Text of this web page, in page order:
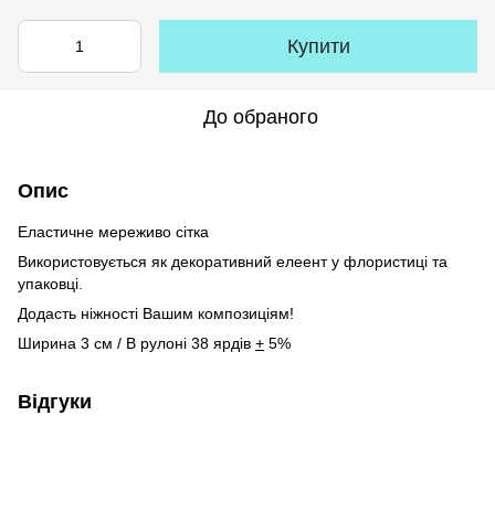
Купити
До обраного
Опис
Еластичне мереживо сітка
Використовується як декоративний елеент у флористиці та
упаковці.
Додасть ніжності Вашим композиціям!
Ширина 3 см / В рулоні 38 ярдів + 5%
Відгуки